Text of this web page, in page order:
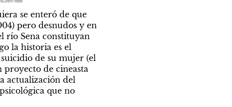
se enteró de que
pero desnudos y en
río Sena constituyan
la historia es el
de su mujer (el
de cineasta
actualización del
que no